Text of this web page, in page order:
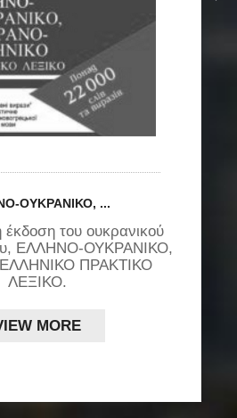
ΟΥΚΡΑΝΙΚΌ, ...
έκδοση του ουκρανικού
ΕΛΛΗΝΟ-ΟΥΚΡΑΝΙΚΟ,
ΠΡΑΚΤΙΚΟ
ΛΕΞΙΚΟ.
MORE